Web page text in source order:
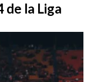
de la Liga